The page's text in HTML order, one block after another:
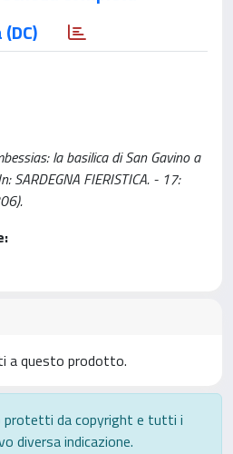
la basilica di San Gavino a
SARDEGNA FIERISTICA. - 17:
a questo prodotto.
protetti da copyright e tutti i
diversa indicazione.